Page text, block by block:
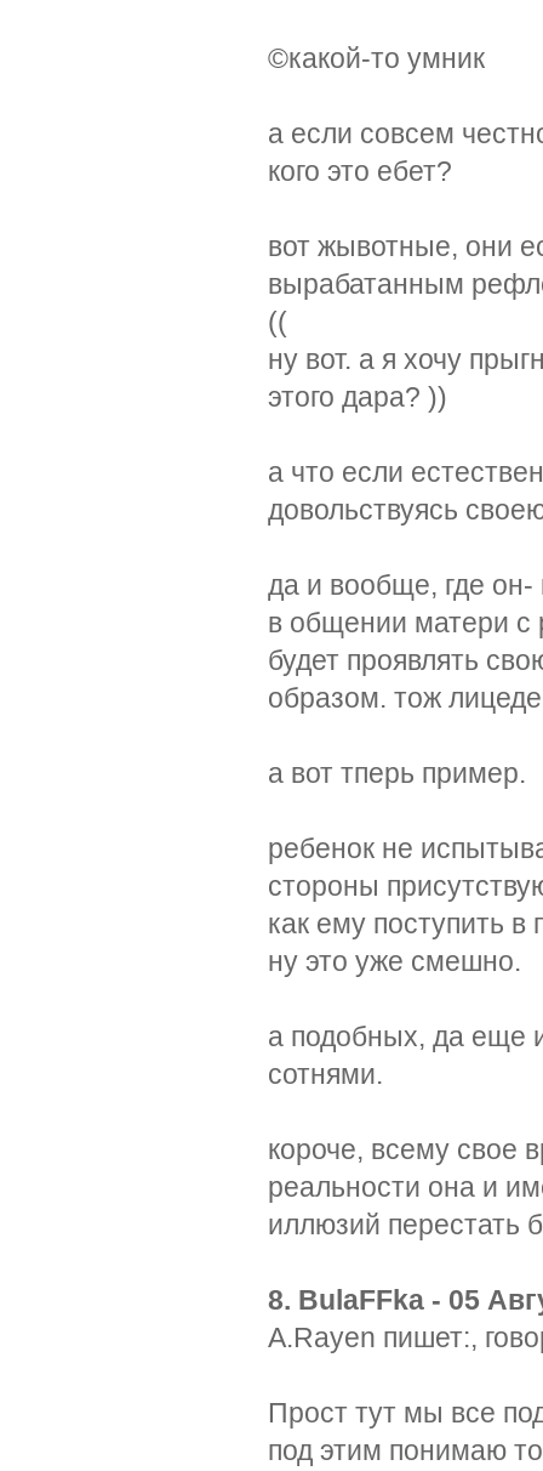
©какой-то умник
а если совсем
кого это ебет?
вот жывотные, они
вырабатанным
((
ну вот. а я хочу
этого дара? ))
а что если
довольствуясь
да и вообще, где он-
в общении матери с
будет проявлять
образом. тож
а вот тперь пример.
ребенок не
стороны
как ему поступить
ну это уже смешно.
а подобных, да еще
сотнями.
короче, всему свое
реальности она и
иллюзий перестать
8. BulaFFka - 05
A.Rayen пишет:,
Прост тут мы все
под этим понимаю